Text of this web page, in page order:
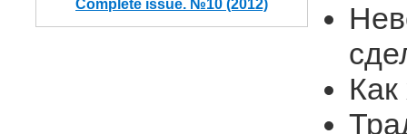
Complete issue. №10 (2012)